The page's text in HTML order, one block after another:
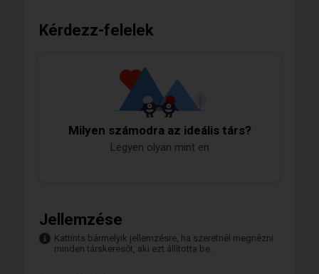
Kérdezz-felelek
Milyen számodra az ideális társ?
Legyen olyan mint en
Jellemzése
Kattints bármelyik jellemzésre, ha szeretnél megnézni
minden társkeresőt, aki ezt állította be.